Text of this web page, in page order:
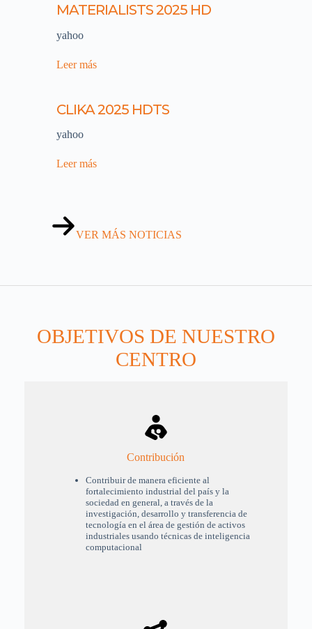
MATERIALISTS 2025 HD
yahoo
Leer más
CLIKA 2025 HDTS
yahoo
Leer más
VER MÁS NOTICIAS
OBJETIVOS DE NUESTRO
CENTRO
Contribución
Contribuir de manera eficiente al
fortalecimiento industrial del país y la
sociedad en general, a través de la
investigación, desarrollo y transferencia de
tecnología en el área de gestión de activos
industriales usando técnicas de inteligencia
computacional